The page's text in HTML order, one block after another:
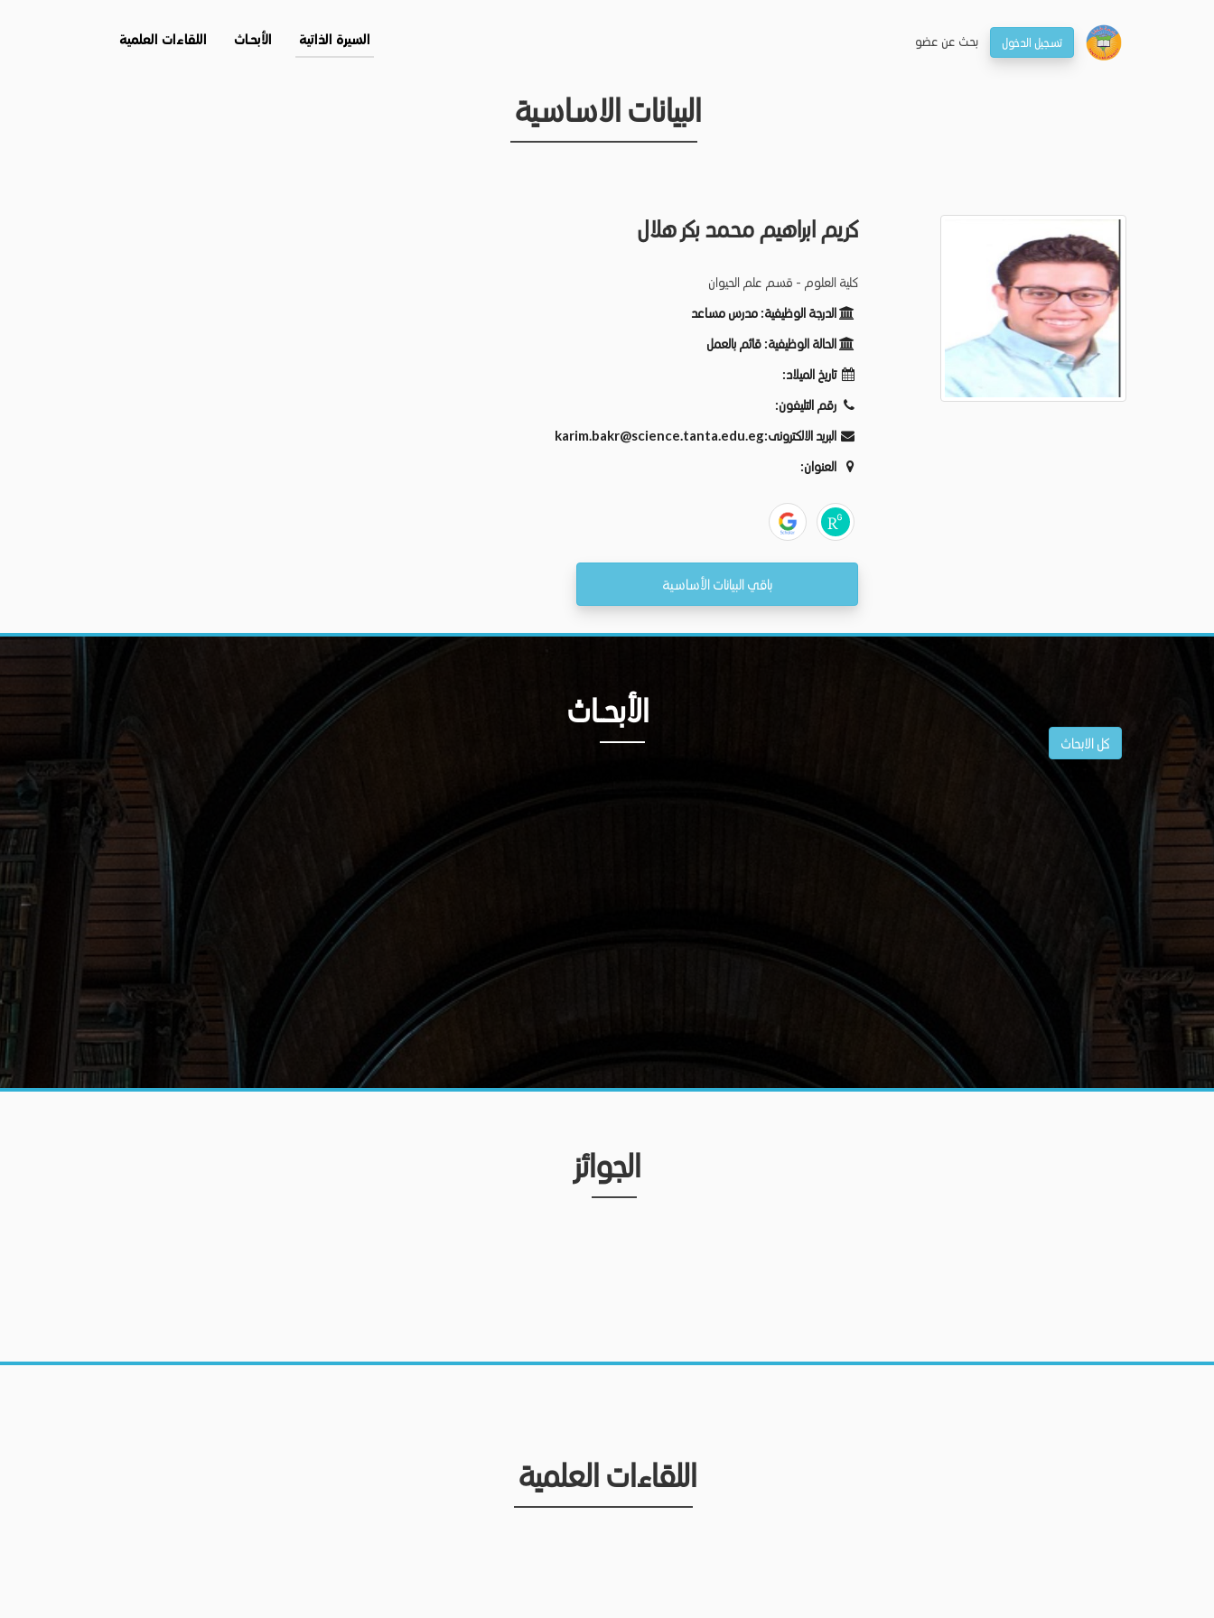
تسجيل الدخول بحـث عن عضو السيرة الذاتية الأبحــاث اللقاءات العلمية
البيانات الاساسية
كريم ابراهيم محمد بكر هلال
كلية العلوم - قسم علم الحيوان
الدرجة الوظيفية:مدرس مساعد
الحالة الوظيفية:قائم بالعمل
تاريخ الميلاد:
رقم التليفون:
البريد الالكترونى:karim.bakr@science.tanta.edu.eg
العنوان:
باقي البيانات الأساسية
الأبحــاث
كل الابحاث
الجوائز
اللقاءات العلمية